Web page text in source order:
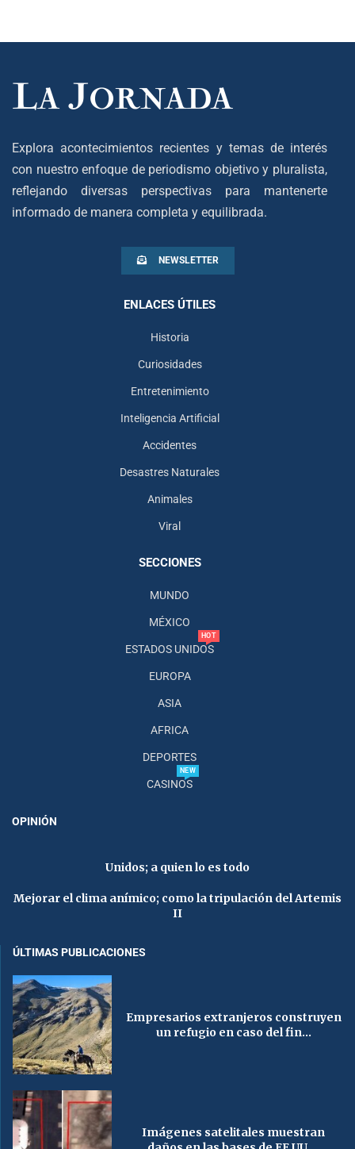
Explora acontecimientos recientes y temas de interés
con nuestro enfoque de periodismo objetivo y pluralista,
reflejando diversas perspectivas para mantenerte
informado de manera completa y equilibrada.
NEWSLETTER
ENLACES ÚTILES
Historia
Curiosidades
Entretenimiento
Inteligencia Artificial
Accidentes
Desastres Naturales
Animales
Viral
SECCIONES
MUNDO
MÉXICO
ESTADOS UNIDOS
HOT
EUROPA
ASIA
AFRICA
DEPORTES
CASINOS
NEW
OPINIÓN
Unidos; a quien lo es todo
Mejorar el clima anímico; como la tripulación del Artemis
II
ÚLTIMAS PUBLICACIONES
Empresarios extranjeros construyen
un refugio en caso del fin...
Imágenes satelitales muestran